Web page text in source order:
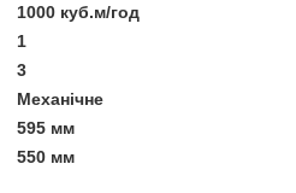
1000 куб.м/год
1
3
Механічне
595 мм
550 мм